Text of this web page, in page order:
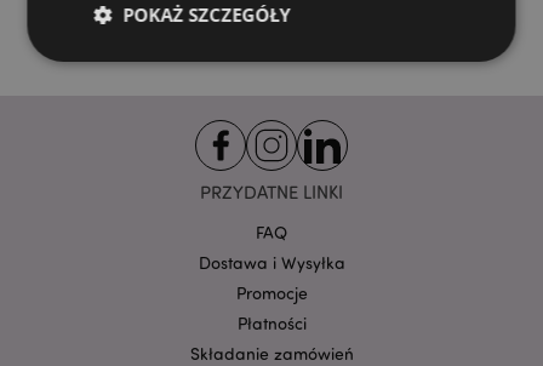
PRZYDATNE LINKI
FAQ
Dostawa i Wysyłka
Promocje
Płatności
Składanie zamówień
POKAŻ SZCZEGÓŁY
Funkcjonalność
Niezbędne pliki cookie pozwalają na sprawne
klientów i zarządzanie kontami.
CookieScriptConsent